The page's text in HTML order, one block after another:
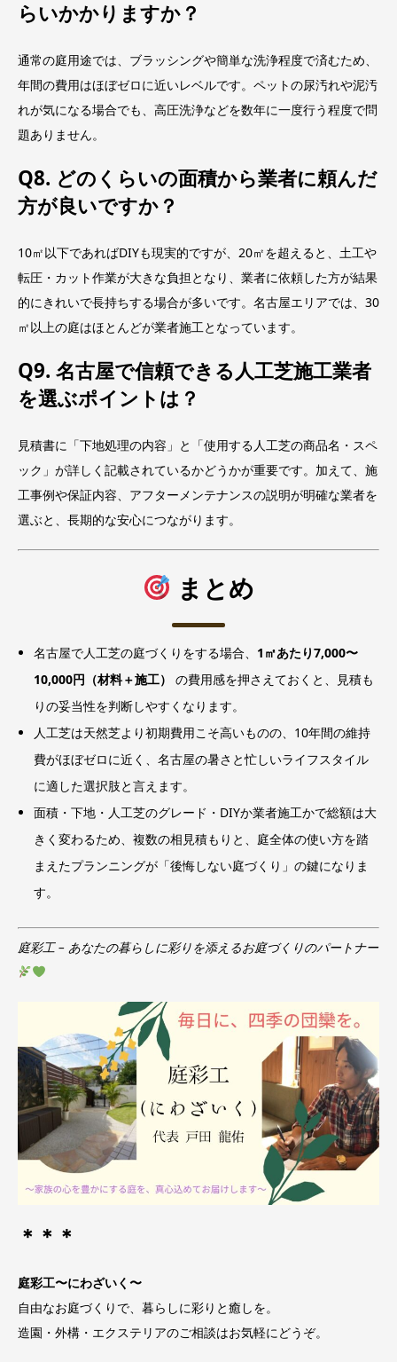
らいかかりますか？
通常の庭用途では、ブラッシングや簡単な洗浄程度で済むため、
年間の費用はほぼゼロに近いレベルです。ペットの尿汚れや泥汚
れが気になる場合でも、高圧洗浄などを数年に一度行う程度で問
題ありません。
Q8. どのくらいの面積から業者に頼んだ
方が良いですか？
10㎡以下であればDIYも現実的ですが、20㎡を超えると、土工や
転圧・カット作業が大きな負担となり、業者に依頼した方が結果
的にきれいで長持ちする場合が多いです。名古屋エリアでは、30
㎡以上の庭はほとんどが業者施工となっています。
Q9. 名古屋で信頼できる人工芝施工業者
を選ぶポイントは？
見積書に「下地処理の内容」と「使用する人工芝の商品名・スペ
ック」が詳しく記載されているかどうかが重要です。加えて、施
工事例や保証内容、アフターメンテナンスの説明が明確な業者を
選ぶと、長期的な安心につながります。
まとめ
名古屋で人工芝の庭づくりをする場合、 1㎡あたり7,000〜
10,000円（材料＋施工）
の費用感を押さえておくと、見積も
りの妥当性を判断しやすくなります。
人工芝は天然芝より初期費用こそ高いものの、10年間の維持
費がほぼゼロに近く、名古屋の暑さと忙しいライフスタイル
に適した選択肢と言えます。
面積・下地・人工芝のグレード・DIYか業者施工かで総額は大
きく変わるため、複数の相見積もりと、庭全体の使い方を踏
まえたプランニングが「後悔しない庭づくり」の鍵になりま
す。
庭彩工 – あなたの暮らしに彩りを添えるお庭づくりのパートナー
＊＊＊
庭彩工〜にわざいく〜
自由なお庭づくりで、暮らしに彩りと癒しを。
造園・外構・エクステリアのご相談はお気軽にどうぞ。